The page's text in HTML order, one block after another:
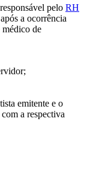
pelo RH
a ocorrência
de
emitente e o
a respectiva